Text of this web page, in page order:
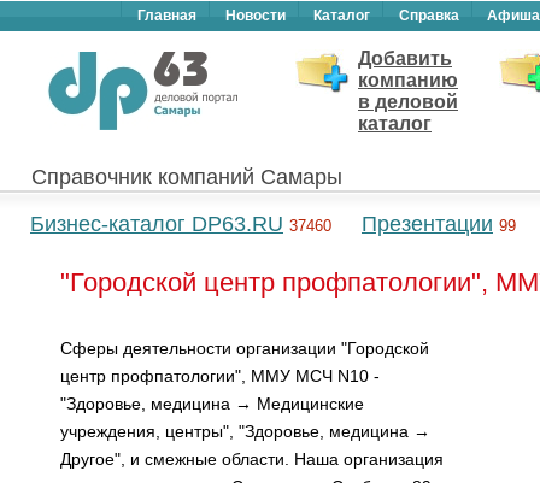
Главная Новости Каталог Справка Афиша
Добавить
компанию
в деловой
каталог
Справочник компаний Самары
Бизнес-каталог DP63.RU 37460 Презентации 99
"Городской центр профпатологии",
Сферы деятельности организации "Городской
центр профпатологии", ММУ МСЧ N10 -
"Здоровье, медицина → Медицинские
учреждения, центры", "Здоровье, медицина →
Другое", и смежные области. Наша организация